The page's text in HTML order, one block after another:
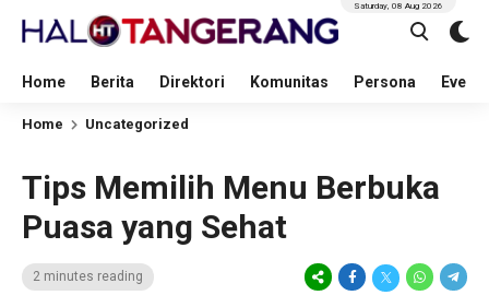
Home Berita Direktori Komunitas Persona Event
Saturday, 08 Aug 2026
Home Uncategorized
Tips Memilih Menu Berbuka
Puasa yang Sehat
2 minutes reading